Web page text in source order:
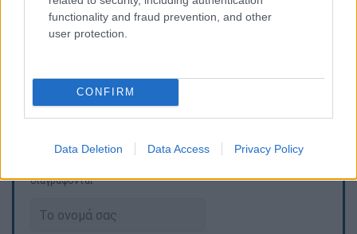
functionality and fraud prevention, and other
user protection.
CONFIRM
Data Deletion Data Access Privacy Policy
το δείπνο των Χριστουγέννων στο Χαρίσειο
Γηροκομείο Θεσσαλονίκης και στο Κέντρο
Τα σχολιά σας δημοσιεύονται άμεσα με δική σας ευθύνη. Το
διαγράφονται